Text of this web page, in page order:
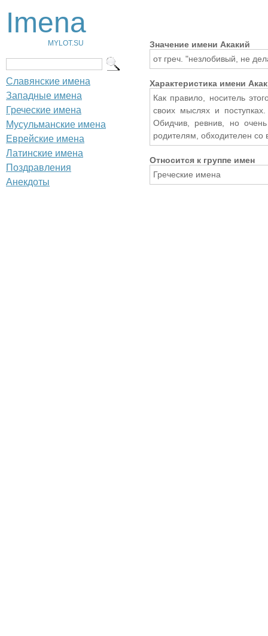
Imena
MYLOT.SU
Славянские имена
Западные имена
Греческие имена
Мусульманские имена
Еврейские имена
Латинские имена
Поздравления
Анекдоты
Значение имени Акакий
от греч. "незлобивый, не
Характеристика имени
Как правило, носитель
своих мыслях и
Обидчив, ревнив, но
родителям, обходителен со
Относится к группе имен
Греческие имена